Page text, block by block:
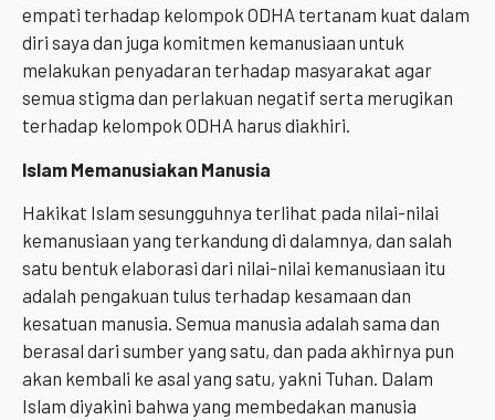
empati terhadap kelompok ODHA tertanam kuat dalam
diri saya dan juga komitmen kemanusiaan untuk
melakukan penyadaran terhadap masyarakat agar
semua stigma dan perlakuan negatif serta merugikan
terhadap kelompok ODHA harus diakhiri.
Islam Memanusiakan Manusia
Hakikat Islam sesungguhnya terlihat pada nilai-nilai
kemanusiaan yang terkandung di dalamnya, dan salah
satu bentuk elaborasi dari nilai-nilai kemanusiaan itu
adalah pengakuan tulus terhadap kesamaan dan
kesatuan manusia. Semua manusia adalah sama dan
berasal dari sumber yang satu, dan pada akhirnya pun
akan kembali ke asal yang satu, yakni Tuhan. Dalam
Islam diyakini bahwa yang membedakan manusia